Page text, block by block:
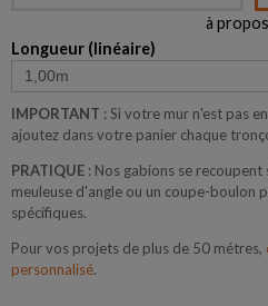
à
Longueur (linéaire)
IMPORTANT : Si votre mur n'est pas
ajoutez dans votre panier chaque
PRATIQUE : Nos gabions se
meuleuse d'angle ou un coupe-boulon
spécifiques.
Pour vos projets de plus de 50 métres,
personnalisé.